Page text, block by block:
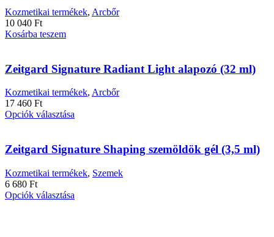
Kozmetikai termékek, Arcbőr
10 040 Ft
Kosárba teszem
Zeitgard Signature Radiant Light alapozó (32 ml)
Kozmetikai termékek, Arcbőr
17 460 Ft
Opciók választása
több
van.
A
a
Zeitgard Signature Shaping szemöldök gél (3,5 ml)
Kozmetikai termékek, Szemek
6 680 Ft
Opciók választása